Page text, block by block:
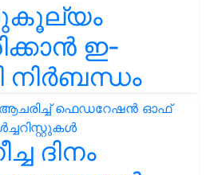
ഇ-
ദിനം